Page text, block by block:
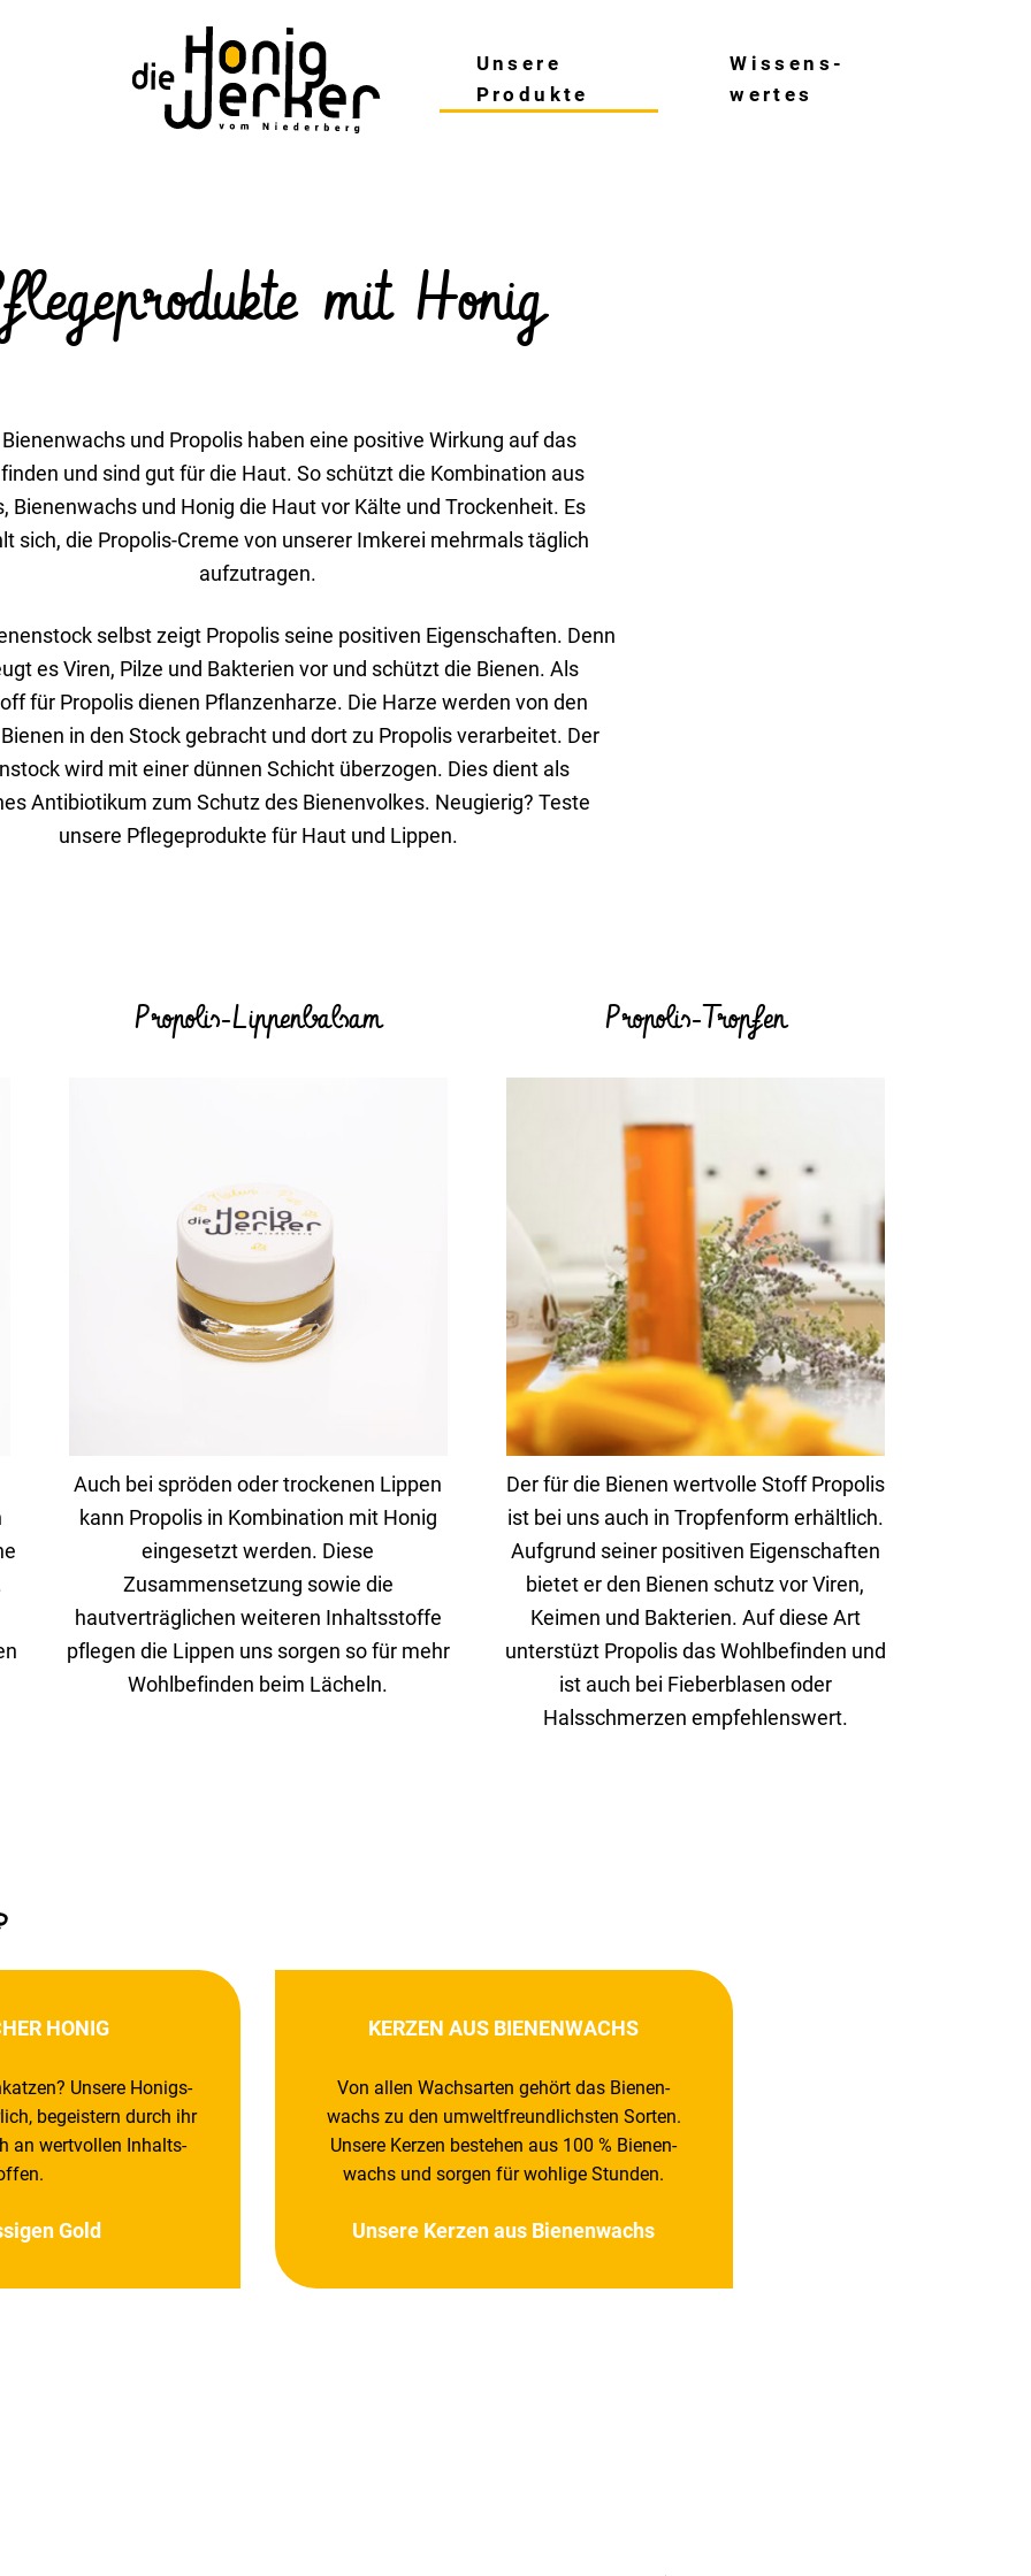
Unsere
Produkte
Wissens­
wertes
mit Honig
und Propolis haben eine posi­tive Wirkung auf das
und sind gut für die Haut. So schützt die Kombi­na­tion aus
Bienen­wachs und Honig die Haut vor Kälte und Trocken­heit. Es
sich, die Propolis-Creme von unserer Imkerei mehr­mals täglich
aufzu­tragen.
selbst zeigt Propolis seine posi­tiven Eigen­schaften. Denn
es Viren, Pilze und Bakte­rien vor und schützt die Bienen. Als
für Propolis dienen Pflan­zen­harze. Die Harze werden von den
in den Stock gebracht und dort zu Propolis verar­beitet. Der
wird mit einer dünnen Schicht über­zogen. Dies dient als
Anti­bio­tikum zum Schutz des Bienen­volkes. Neugierig? Teste
unsere Pfle­ge­pro­dukte für Haut und Lippen.
Propolis-Lippen­balsam
Auch bei spröden oder trockenen Lippen
kann Propolis in Kombi­na­tion mit Honig
einge­setzt werden. Diese
Zusam­men­set­zung sowie die
haut­ver­träg­li­chen weiteren Inhalts­stoffe
pflegen die Lippen uns sorgen so für mehr
Wohl­be­finden beim Lächeln.
Propolis-Tropfen
Der für die Bienen wert­volle Stoff Propolis
ist bei uns auch in Trop­fen­form erhält­lich.
Aufgrund seiner posi­tiven Eigen­schaften
bietet er den Bienen schutz vor Viren,
Keimen und Bakte­rien. Auf diese Art
unter­stüzt Propolis das Wohl­be­finden und
ist auch bei Fieber­blasen oder
Hals­schmerzen empfeh­lens­wert.
HONIG
Unsere Honig­s­
begeis­tern durch ihr
an wert­vollen Inhalts­
Gold
KERZEN AUS BIENEN­WACHS
Von allen Wachs­arten gehört das Bienen­
wachs zu den umwelt­freund­lichsten Sorten.
Unsere Kerzen bestehen aus 100 % Bienen­
wachs und sorgen für wohlige Stunden.
Unsere Kerzen aus Bienen­wachs